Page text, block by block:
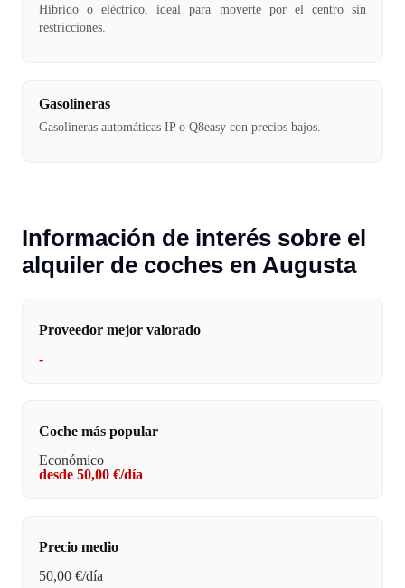
Híbrido o eléctrico, ideal para moverte por el centro sin
restricciones.
Gasolineras
Gasolineras automáticas IP o Q8easy con precios bajos.
Información de interés sobre el
alquiler de coches en Augusta
Proveedor mejor valorado
-
Coche más popular
Económico
desde 50,00 €/día
Precio medio
50,00 €/día